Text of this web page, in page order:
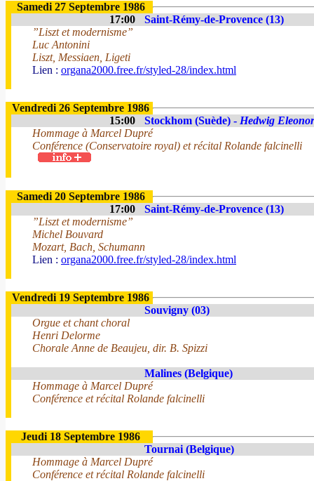
Samedi 27 Septembre 1986
17:00
Saint-Rémy-de-Provence (13)
”Liszt et modernisme”
Luc Antonini
Liszt, Messiaen, Ligeti
Lien : organa2000.free.fr/styled-28/index.html
Vendredi 26 Septembre 1986
15:00
Stockhom (Suède) - Hedwig
Hommage à Marcel Dupré
Conférence (Conservatoire royal) et récital Rolande falcinelli
Samedi 20 Septembre 1986
17:00
Saint-Rémy-de-Provence (13)
”Liszt et modernisme”
Michel Bouvard
Mozart, Bach, Schumann
Lien : organa2000.free.fr/styled-28/index.html
Vendredi 19 Septembre 1986
Souvigny (03)
Orgue et chant choral
Henri Delorme
Chorale Anne de Beaujeu, dir. B. Spizzi
Malines (Belgique)
Hommage à Marcel Dupré
Conférence et récital Rolande falcinelli
Jeudi 18 Septembre 1986
Tournai (Belgique)
Hommage à Marcel Dupré
Conférence et récital Rolande falcinelli